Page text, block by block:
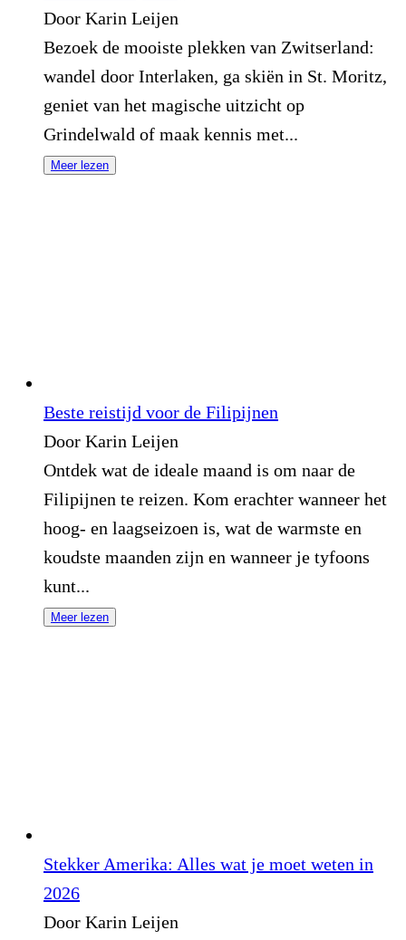
Door Karin Leijen
Bezoek de mooiste plekken van Zwitserland:
wandel door Interlaken, ga skiën in St. Moritz,
geniet van het magische uitzicht op
Grindelwald of maak kennis met...
Meer lezen
Beste reistijd voor de Filipijnen
Door Karin Leijen
Ontdek wat de ideale maand is om naar de
Filipijnen te reizen. Kom erachter wanneer het
hoog- en laagseizoen is, wat de warmste en
koudste maanden zijn en wanneer je tyfoons
kunt...
Meer lezen
Stekker Amerika: Alles wat je moet weten in
2026
Door Karin Leijen